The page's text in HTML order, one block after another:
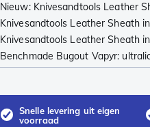
Nieuw: Knivesandtools Leather
Knivesandtools Leather Sheath
Knivesandtools Leather Sheath
Benchmade Bugout Vapyr:
Snelle levering uit eigen
voorraad